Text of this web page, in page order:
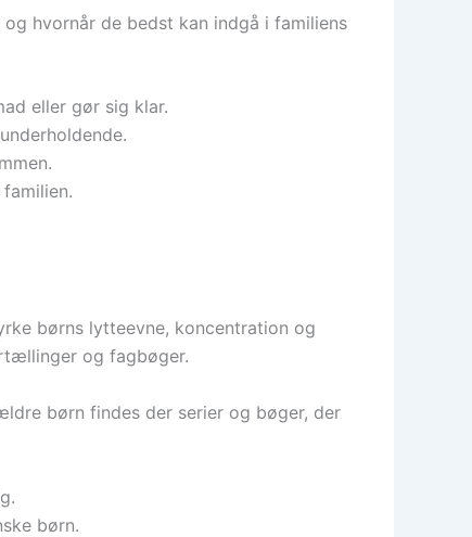
hvornår de bedst kan indgå i familiens
eller gør sig klar.
børns lytteevne, koncentration og
og fagbøger.
børn findes der serier og bøger, der
børn.